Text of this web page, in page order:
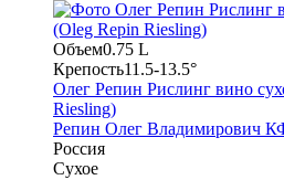
Объем0.75 L
Крепость11.5-13.5°
Олег Репин Рислинг вино
Riesling)
Репин Олег Владимирович
Россия
Сухое